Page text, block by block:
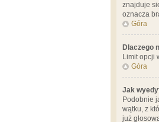
znajduje
oznacza
Góra
Dlaczego
Limit opcji
Góra
Jak
Podobnie
wątku, z
już